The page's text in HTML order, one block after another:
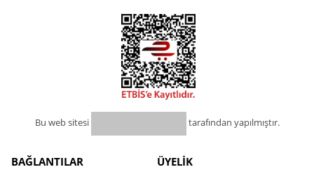
Bu web sitesi tarafından yapılmıştır.
BAĞLANTILAR ÜYELİK